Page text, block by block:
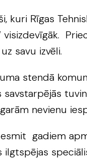
kuri Rīgas
visizdevīgāk.
savu izvēli.
stendā
savstarpējās
nevienu
gadiem
ilgtspējas